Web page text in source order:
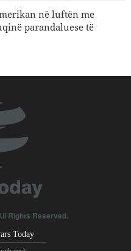
në luftën me
parandaluese të
të Trumpit?
Rights Reserved.
Today